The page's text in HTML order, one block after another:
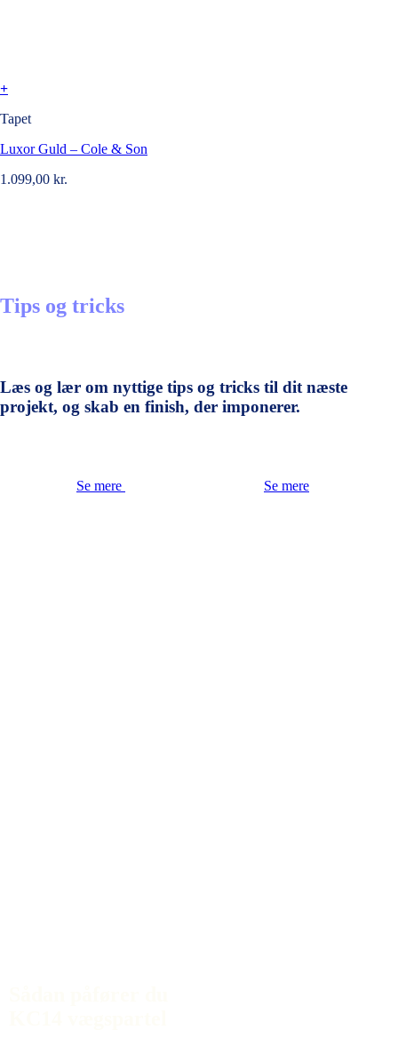
+
Tapet
Luxor Guld – Cole & Son
1.099,00 kr.
Tips og tricks
Læs og lær om nyttige tips og tricks til dit næste
projekt, og skab en finish, der imponerer.
Se mere Se mere